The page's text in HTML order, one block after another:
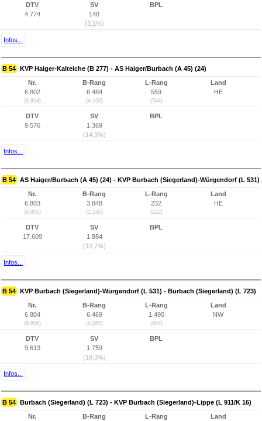
DTV
4.774
SV
148
(3,1%)
BPL
Infos...
B 54 KVP Haiger-Kalteiche (B 277) - AS Haiger/Burbach (A 45) (24)
Nr.
6.802
(6.804)
B-Rang
6.484
(4.100)
L-Rang
559
(544)
Land
HE
DTV
9.576
SV
1.369
(14,3%)
BPL
Infos...
B 54 AS Haiger/Burbach (A 45) (24) - KVP Burbach (Siegerland)-Würgendorf (L 531)
Nr.
6.803
(6.805)
B-Rang
3.848
(1.536)
L-Rang
232
(222)
Land
HE
DTV
17.609
SV
1.884
(10,7%)
BPL
Infos...
B 54 KVP Burbach (Siegerland)-Würgendorf (L 531) - Burbach (Siegerland) (L 723)
Nr.
6.804
(6.806)
B-Rang
6.469
(4.085)
L-Rang
1.490
(907)
Land
NW
DTV
9.613
SV
1.759
(18,3%)
BPL
Infos...
B 54 Burbach (Siegerland) (L 723) - KVP Burbach (Siegerland)-Lippe (L 911/K 16)
Nr.
B-Rang
L-Rang
Land